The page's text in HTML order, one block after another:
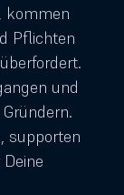
kommen
Pflichten
und
supporten